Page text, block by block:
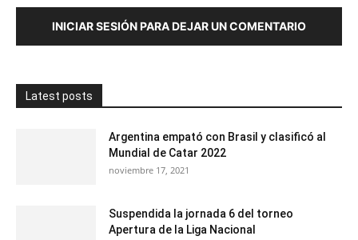
INICIAR SESIÓN PARA DEJAR UN COMENTARIO
Latest posts
Argentina empató con Brasil y clasificó al
Mundial de Catar 2022
noviembre 17, 2021
Suspendida la jornada 6 del torneo
Apertura de la Liga Nacional